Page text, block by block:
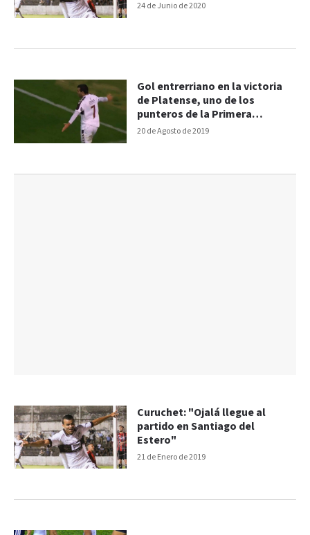
24 de Junio de 2020
20 de Agosto de 2019
Gol entrerriano en la victoria
de Platense, uno de los
punteros de la Primera
Nacional
21 de Enero de 2019
Curuchet: "Ojalá llegue al
partido en Santiago del
Estero"